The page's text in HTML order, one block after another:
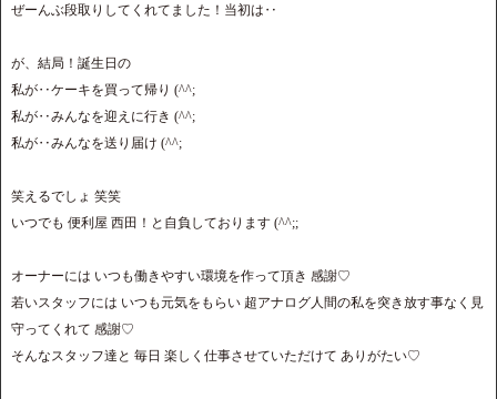
ぜーんぶ段取りしてくれてました！当初は‥
が、結局！誕生日の
私が‥ケーキを買って帰り (^^;
私が‥みんなを迎えに行き (^^;
私が‥みんなを送り届け (^^;
笑えるでしょ 笑笑
いつでも 便利屋 西田！と自負しております (^^;;
オーナーには いつも働きやすい環境を作って頂き 感謝♡
若いスタッフには いつも元気をもらい 超アナログ人間の私を突き放す事なく見
守ってくれて 感謝♡
そんなスタッフ達と 毎日 楽しく仕事させていただけて ありがたい♡